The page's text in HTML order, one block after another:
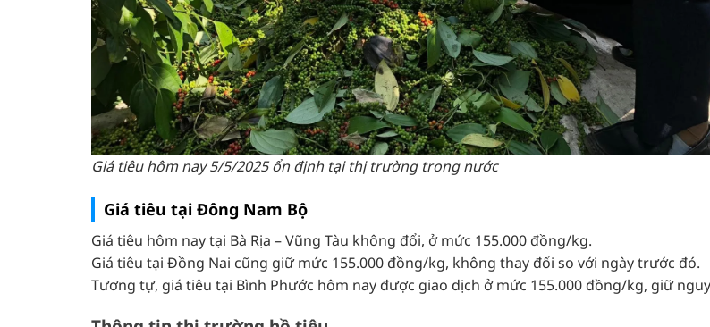
Giá tiêu hôm nay 5/5/2025 ổn định tại thị trường trong nước
Giá tiêu tại Đông Nam Bộ
Giá tiêu hôm nay tại Bà Rịa – Vũng Tàu không đổi, ở mức 155.000 đồng/kg.
Giá tiêu tại Đồng Nai cũng giữ mức 155.000 đồng/kg, không thay đổi so với ngày trước đó.
Tương tự, giá tiêu tại Bình Phước hôm nay được giao dịch ở mức 155.000 đồng/kg, giữ